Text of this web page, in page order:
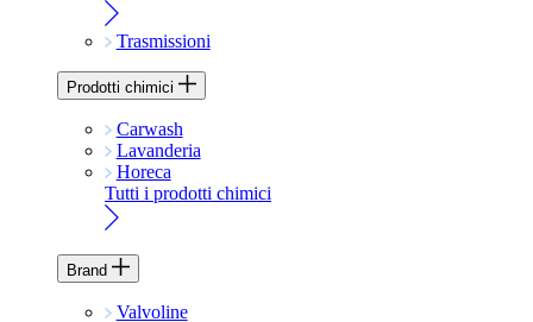
Trasmissioni
Prodotti chimici
Carwash
Lavanderia
Horeca
Tutti i prodotti chimici
Brand
Valvoline